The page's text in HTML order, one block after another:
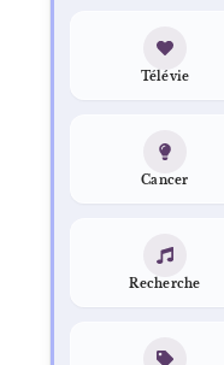
Télévie
Cancer
Recherche